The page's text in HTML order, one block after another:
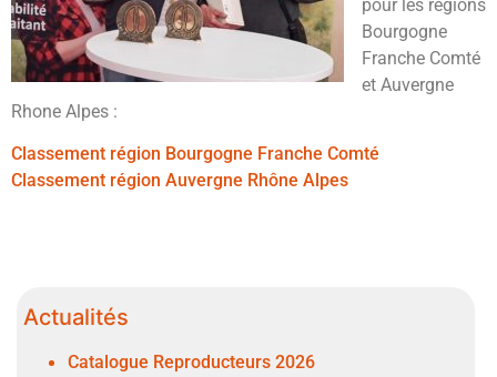
pour les régions
Bourgogne
Franche Comté
et Auvergne
Rhone Alpes :
Classement région Bourgogne Franche Comté
Classement région Auvergne Rhône Alpes
Actualités
Catalogue Reproducteurs 2026